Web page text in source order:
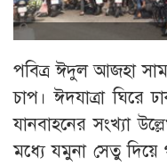
পবিত্র ঈদুল আজহা
চাপ। ঈদযাত্রা ঘিরে
যানবাহনের সংখ্যা
মধ্যে যমুনা সেতু